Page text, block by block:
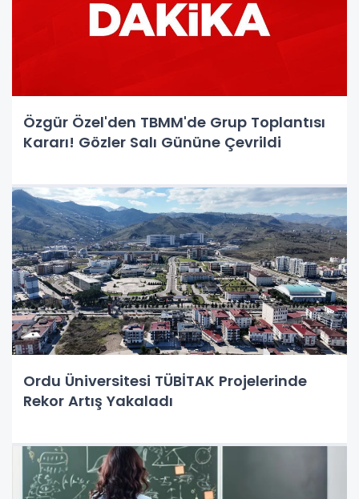
Özgür Özel'den TBMM'de Grup Toplantısı
Kararı! Gözler Salı Gününe Çevrildi
Ordu Üniversitesi TÜBİTAK Projelerinde
Rekor Artış Yakaladı